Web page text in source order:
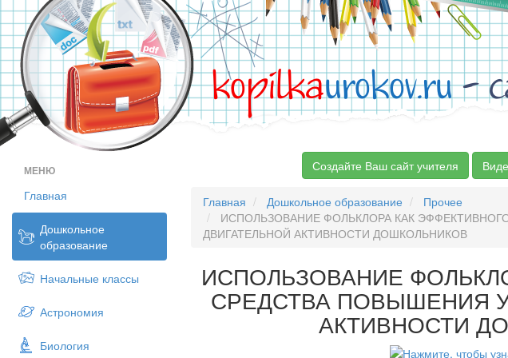
kopilkaurokov.ru-
МЕНЮ
Главная
Дошкольное
образование
Начальные классы
Астрономия
Биология
Создайте Ваш сайт учителя
Главная Дошкольное образование
Прочее
ИСПОЛЬЗОВАНИЕ ФОЛЬКЛОРА КАК
ДВИГАТЕЛЬНОЙ АКТИВНОСТИ ДОШКОЛЬНИКОВ
ИСПОЛЬЗОВАНИЕ
СРЕДСТВА ПОВЫШЕНИЯ
АКТИВНОСТИ